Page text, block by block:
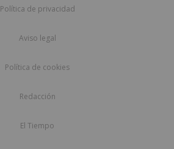
Política de privacidad
Aviso legal
Política de cookies
Redacción
El Tiempo